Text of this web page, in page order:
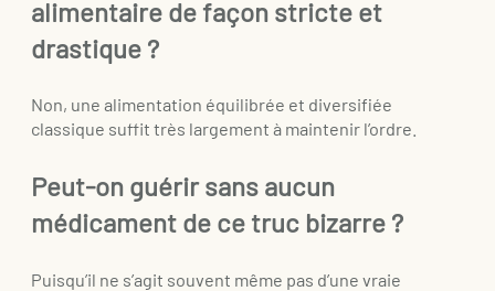
alimentaire de façon stricte et
drastique ?
Non, une alimentation équilibrée et diversifiée
classique suffit très largement à maintenir l’ordre.
Peut-on guérir sans aucun
médicament de ce truc bizarre ?
Puisqu’il ne s’agit souvent même pas d’une vraie